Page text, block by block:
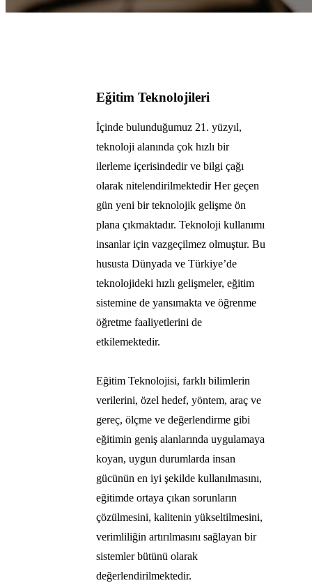
Eğitim Teknolojileri
İçinde bulunduğumuz 21. yüzyıl,
teknoloji alanında çok hızlı bir
ilerleme içerisindedir ve bilgi çağı
olarak nitelendirilmektedir Her geçen
gün yeni bir teknolojik gelişme ön
plana çıkmaktadır. Teknoloji kullanımı
insanlar için vazgeçilmez olmuştur. Bu
hususta Dünyada ve Türkiye’de
teknolojideki hızlı gelişmeler, eğitim
sistemine de yansımakta ve öğrenme
öğretme faaliyetlerini de
etkilemektedir.
Eğitim Teknolojisi, farklı bilimlerin
verilerini, özel hedef, yöntem, araç ve
gereç, ölçme ve değerlendirme gibi
eğitimin geniş alanlarında uygulamaya
koyan, uygun durumlarda insan
gücünün en iyi şekilde kullanılmasını,
eğitimde ortaya çıkan sorunların
çözülmesini, kalitenin yükseltilmesini,
verimliliğin artırılmasını sağlayan bir
sistemler bütünü olarak
değerlendirilmektedir.